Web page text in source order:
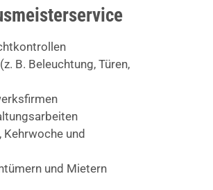
B. Beleuchtung, Türen,
und
und Mietern